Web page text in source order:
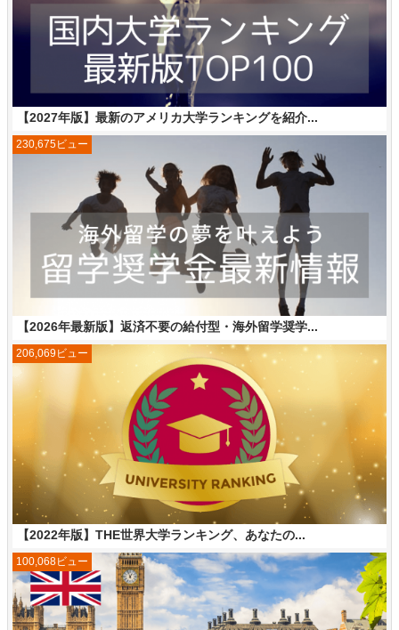
【2027年版】最新のアメリカ大学ランキングを紹介...
【2026年最新版】返済不要の給付型・海外留学奨学...
230,675ビュー
【2022年版】THE世界大学ランキング、あなたの...
206,069ビュー
100,068ビュー